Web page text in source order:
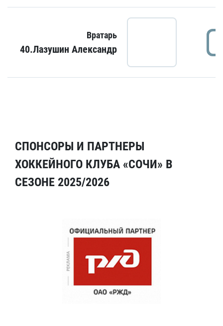
Вратарь
40.Лазушин Александр
СПОНСОРЫ И ПАРТНЕРЫ
ХОККЕЙНОГО КЛУБА «СОЧИ» В
СЕЗОНЕ 2025/2026